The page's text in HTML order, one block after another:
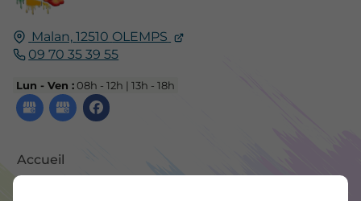
Malan, 12510 OLEMPS
09 70 35 39 55
Lun - Ven :08h - 12h | 13h - 18h
Accueil